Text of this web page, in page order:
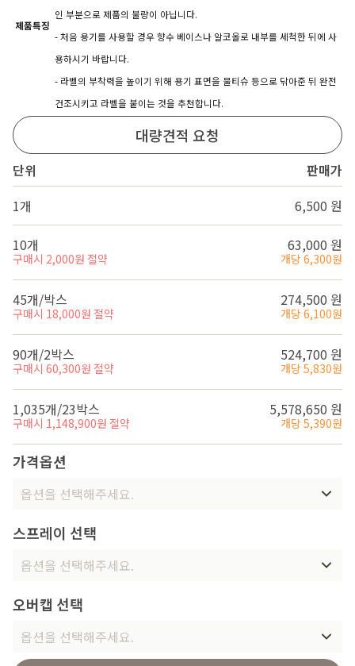
제품특징
인 부분으로 제품의 불량이 아닙니다.
- 처음 용기를 사용할 경우 향수 베이스나 알코올로 내부를 세척한 뒤에 사
용하시기 바랍니다.
- 라벨의 부착력을 높이기 위해 용기 표면을 물티슈 등으로 닦아준 뒤 완전
건조시키고 라벨을 붙이는 것을 추천합니다.
대량견적 요청
단위
판매가
1개
6,500 원
10개
구매시 2,000원 절약
63,000 원
개당 6,300원
45개/박스
구매시 18,000원 절약
274,500 원
개당 6,100원
90개/2박스
구매시 60,300원 절약
524,700 원
개당 5,830원
1,035개/23박스
구매시 1,148,900원 절약
5,578,650 원
개당 5,390원
가격옵션
옵션을 선택해주세요.
스프레이 선택
옵션을 선택해주세요.
오버캡 선택
옵션을 선택해주세요.